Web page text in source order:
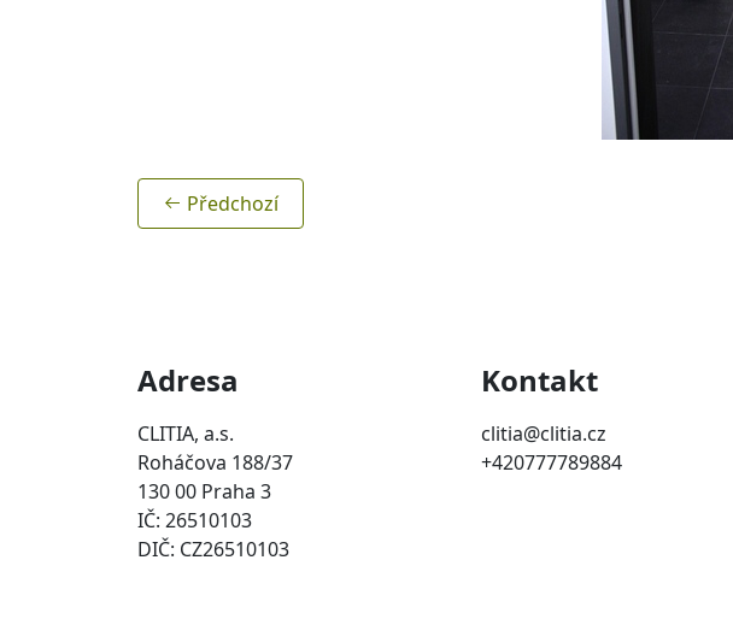
Předchozí
Adresa
CLITIA, a.s.
Roháčova 188/37
130 00 Praha 3
IČ: 26510103
DIČ: CZ26510103
Kontakt
clitia@clitia.cz
+420777789884